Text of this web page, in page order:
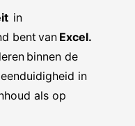
in
bent van Excel.
binnen de
in
als op